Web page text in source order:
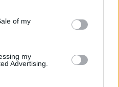
of my
my
Advertising.
Adéle és az örökölt árnyak